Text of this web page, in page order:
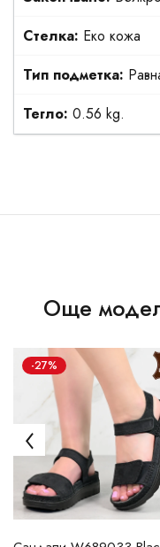
Стелка: Еко кожа
Тип подметка:
Тегло: 0.56 kg.
Още
-27%